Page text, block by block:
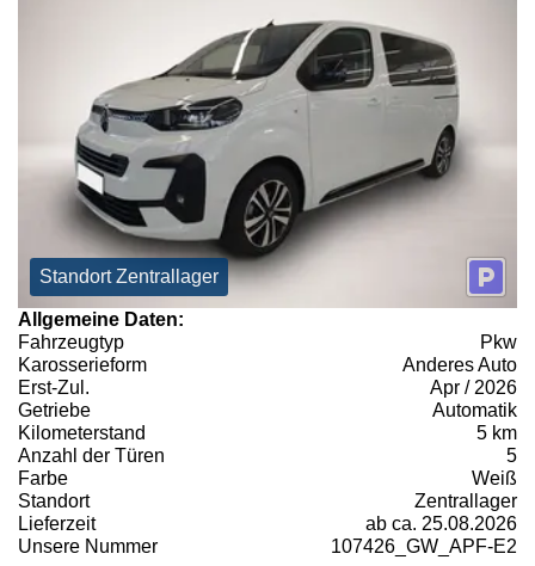
Standort Zentrallager
Allgemeine Daten:
Fahrzeugtyp
Pkw
Karosserieform
Anderes Auto
Erst-Zul.
Apr / 2026
Getriebe
Automatik
Kilometerstand
5 km
Anzahl der Türen
5
Farbe
Weiß
Standort
Zentrallager
Lieferzeit
ab ca. 25.08.2026
Unsere Nummer
107426_GW_APF-E2